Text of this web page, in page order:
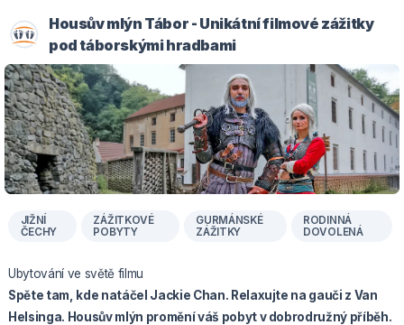
Housův mlýn Tábor - Unikátní filmové zážitky
pod táborskými hradbami
JIŽNÍ
ČECHY
ZÁŽITKOVÉ
POBYTY
GURMÁNSKÉ
ZÁŽITKY
RODINNÁ
DOVOLENÁ
Ubytování ve světě filmu
Spěte tam, kde natáčel Jackie Chan. Relaxujte na gauči z Van
Helsinga. Housův mlýn promění váš pobyt v dobrodružný příběh.